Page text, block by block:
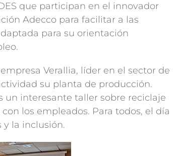
que participan en el innovador
Adecco para facilitar a las
para su orientación
Verallia, líder en el sector de
su planta de producción.
un interesante taller sobre reciclaje
los empleados. Para todos, el día
y la inclusión.